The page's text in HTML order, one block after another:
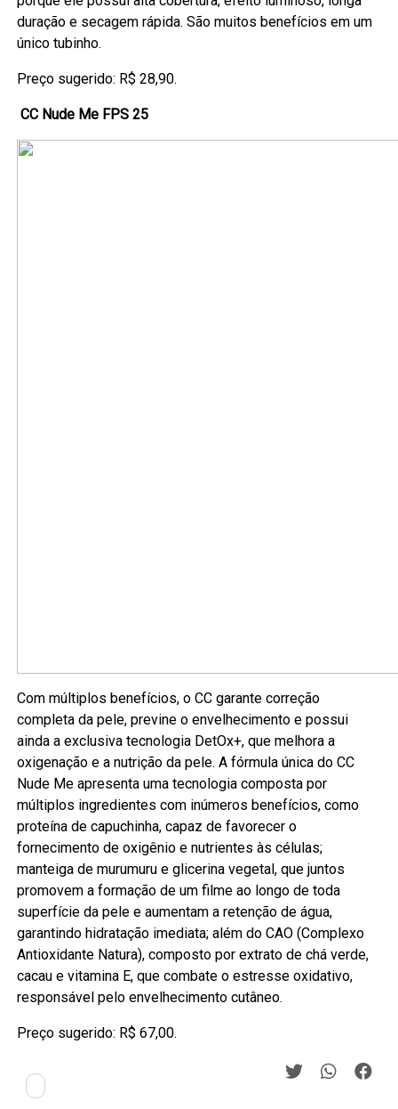
duração e secagem rápida. São muitos benefícios em um
único tubinho.
Preço sugerido: R$ 28,90.
CC Nude Me FPS 25
Com múltiplos benefícios, o CC garante correção
completa da pele, previne o envelhecimento e possui
ainda a exclusiva tecnologia DetOx+, que melhora a
oxigenação e a nutrição da pele. A fórmula única do CC
Nude Me apresenta uma tecnologia composta por
múltiplos ingredientes com inúmeros benefícios, como
proteína de capuchinha, capaz de favorecer o
fornecimento de oxigênio e nutrientes às células;
manteiga de murumuru e glicerina vegetal, que juntos
promovem a formação de um filme ao longo de toda
superfície da pele e aumentam a retenção de água,
garantindo hidratação imediata; além do CAO (Complexo
Antioxidante Natura), composto por extrato de chá verde,
cacau e vitamina E, que combate o estresse oxidativo,
responsável pelo envelhecimento cutâneo.
Preço sugerido: R$ 67,00.